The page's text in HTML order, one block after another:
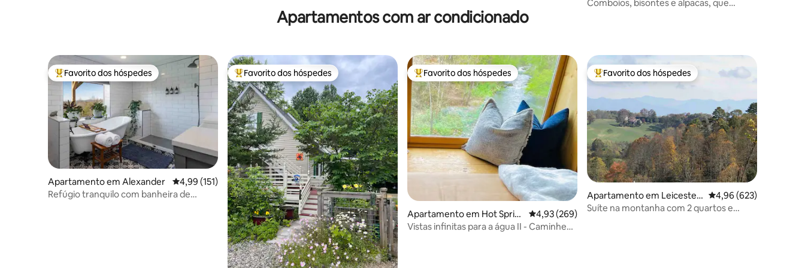
Comboios, bisontes e alpacas, que
Apartamentos com ar condicionado
Favoritos dos hóspedes mais apreciados
Favorito dos hóspedes
Apartamento em Alexander Classificação média de 4,99 em 5 estrelas, 151avaliações
4,99 (151)
Refúgio tranquilo com banheira de
Favoritos dos hóspedes mais apreciados
Favorito dos hóspedes Favoritos dos hóspedes mais apreciados
Favorito dos hóspedes
Apartamento em Hot Sprin
gs
Classificação média de 4,93 em 5 estrelas, 269avaliações
4,93 (269)
Vistas infinitas para a água II - Caminhe
Favoritos dos hóspedes mais apreciados
Favorito dos hóspedes
Apartamento em Leicester,
North Carolina, US
Classificação média
4,96 (623)
Suíte na montanha com 2 quartos e